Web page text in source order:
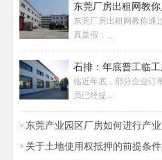
东莞厂房出租网教
东莞厂房出租网教你通
真是假：...
石排：年底普工临工
临近年底，部分企业订
员已经提...
东莞产业园区厂房如何进行产
关于土地使用权抵押的前提条